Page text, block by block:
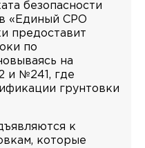
безопасности
«Единый СРО
предоставит
по
на
и №241, где
грунтовки
к
которые